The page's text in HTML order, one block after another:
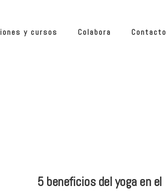
y cursos Colabora Contacto
5 beneficios del yoga en el